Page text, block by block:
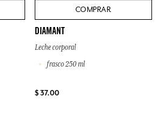
COMPRAR
DIAMANT
Leche corporal
frasco 250 ml
$ 37.00